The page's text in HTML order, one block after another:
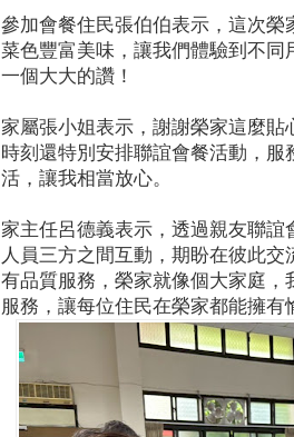
參加會餐住民張伯伯表示，這次
菜色豐富美味，讓我們體驗到不
一個大大的讚！
家屬張小姐表示，謝謝榮家這麼
時刻還特別安排聯誼會餐活動，
活，讓我相當放心。
家主任呂德義表示，透過親友聯
人員三方之間互動，期盼在彼此
有品質服務，榮家就像個大家庭
服務，讓每位住民在榮家都能擁有